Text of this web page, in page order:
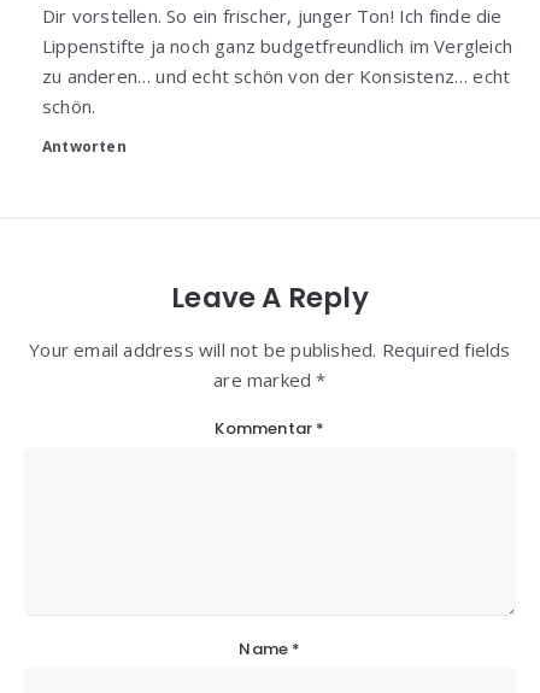
Dir vorstellen. So ein frischer, junger Ton! Ich finde die
Lippenstifte ja noch ganz budgetfreundlich im Vergleich
zu anderen… und echt schön von der Konsistenz… echt
schön.
Antworten
Leave A Reply
Your email address will not be published. Required fields
are marked *
Kommentar *
Name *